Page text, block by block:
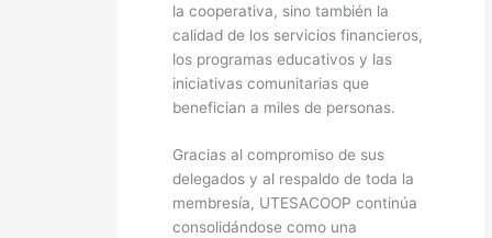
la cooperativa, sino también la
calidad de los servicios financieros,
los programas educativos y las
iniciativas comunitarias que
benefician a miles de personas.
Gracias al compromiso de sus
delegados y al respaldo de toda la
membresía, UTESACOOP continúa
consolidándose como una